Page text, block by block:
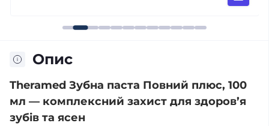
Опис
Theramed Зубна паста Повний плюс, 100
мл — комплексний захист для здоров’я
зубів та ясен